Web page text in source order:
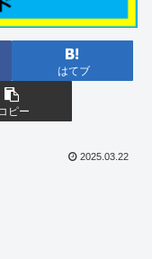
はてブ
コピー
2025.03.22